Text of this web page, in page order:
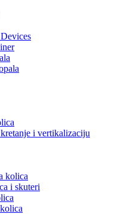
i vertikalizaciju
kolica
i skuteri